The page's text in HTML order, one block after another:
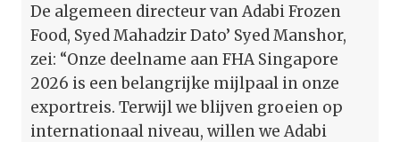
De algemeen directeur van Adabi Frozen
Food, Syed Mahadzir Dato’ Syed Manshor,
zei: “Onze deelname aan FHA Singapore
2026 is een belangrijke mijlpaal in onze
exportreis. Terwijl we blijven groeien op
internationaal niveau, willen we Adabi